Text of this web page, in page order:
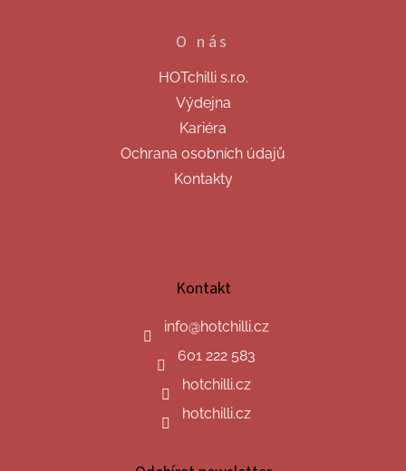
O nás
HOTchilli s.r.o.
Výdejna
Kariéra
Ochrana osobních údajů
Kontakty
Kontakt
info@hotchilli.cz
601 222 583
hotchilli.cz
hotchilli.cz